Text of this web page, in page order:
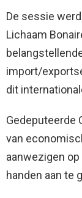
De sessie
Lichaam
import/
dit
Gedeputeerde
van
aanwezigen
handen aan te